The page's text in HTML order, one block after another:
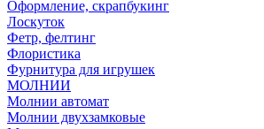
Оформление, скрапбукинг
Лоскуток
Фетр, фелтинг
Флористика
Фурнитура для игрушек
МОЛНИИ
Молнии автомат
Молнии двухзамковые